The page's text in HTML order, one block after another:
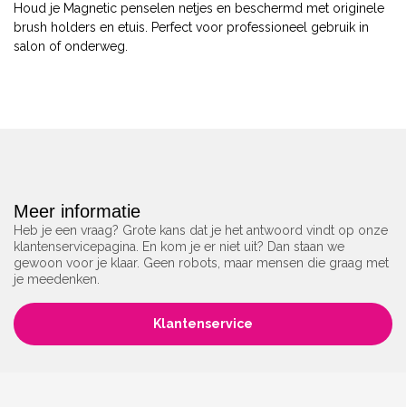
Houd je Magnetic penselen netjes en beschermd met originele
brush holders en etuis. Perfect voor professioneel gebruik in
salon of onderweg.
Meer informatie
Heb je een vraag? Grote kans dat je het antwoord vindt op onze
klantenservicepagina. En kom je er niet uit? Dan staan we
gewoon voor je klaar. Geen robots, maar mensen die graag met
je meedenken.
Klantenservice